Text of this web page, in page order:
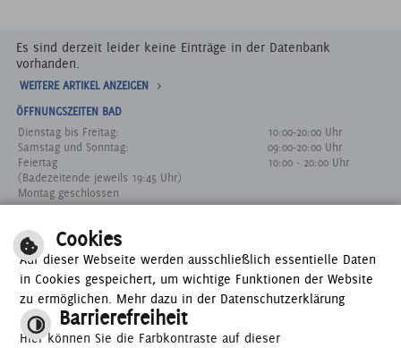
Es sind derzeit leider keine Einträge in der Datenbank
vorhanden.
WEITERE ARTIKEL ANZEIGEN
ÖFFNUNGSZEITEN BAD
Dienstag bis Freitag:
10:00-20:00 Uhr
Samstag und Sonntag:
09:00-20:00 Uhr
Feiertag
10:00 - 20:00 Uhr
(Badezeitende jeweils 19:45 Uhr)
Montag geschlossen
SONDERSCHLIESSTAGE
Cookies
Auf dieser Webseite werden ausschließlich essentielle Daten
in Cookies gespeichert, um wichtige Funktionen der Website
zu ermöglichen. Mehr dazu in der Datenschutzerklärung
Barrierefreiheit
Hier können Sie die Farbkontraste auf dieser